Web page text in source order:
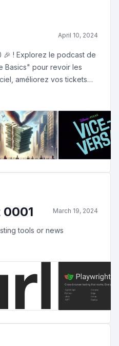
April 10, 2024
🎉 ! Explorez le podcast de
Basics" pour revoir les
améliorez vos tickets
sur l'infra pour les devs et
Kanban. En bonus, les
Business Review !
0001 March 19, 2024
tools or news